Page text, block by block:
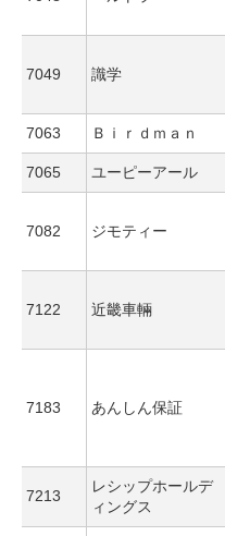
7049 識学
7063 Ｂｉｒｄｍａｎ
7065 ユーピーアール
7082 ジモティー
7122 近畿車輛
7183 あんしん保証
7213
レシップホールデ
ィングス